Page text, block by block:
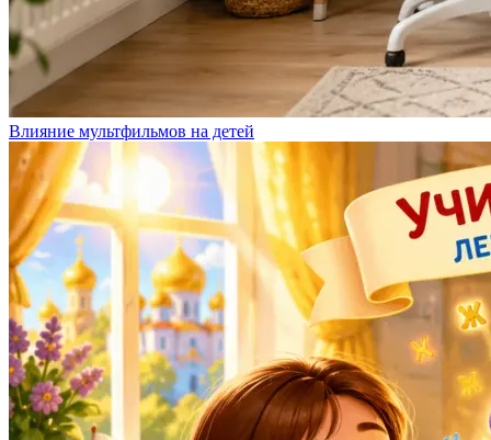
Влияние мультфильмов на детей